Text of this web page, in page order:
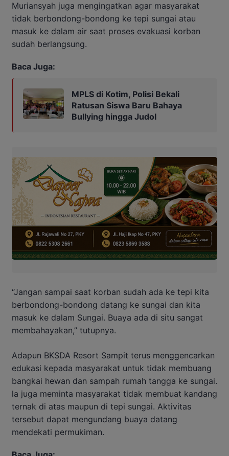
Muriansyah juga mengingatkan agar masyarakat
tidak berbondong-bondong ke tepi sungai atau
masuk ke dalam air saat proses evakuasi korban
sudah berlangsung.
Baca Juga:
MPLS di Kotim, Polisi Bekali
Ratusan Siswa Baru Bahaya
Bullying hingga Judol
“Jangan sampai saat korban sudah ada ke tepi kita
berbondong-bondong datang ke sungai dan kita
masuk ke dalam Sungai. Buaya ada di situ sangat
membahayakan,” tutupnya.
Adapun BKSDA Resort Sampit terus menggencarkan
edukasi kepada masyarakat untuk tidak membuang
bangkai hewan dan sampah rumah tangga ke sungai.
la juga meminta masyarakat tidak membuat kandang
ternak di atas maupun di tepi sungai. Aktivitas
tersebut dapat mengundang buaya datang
mendekati permukiman.